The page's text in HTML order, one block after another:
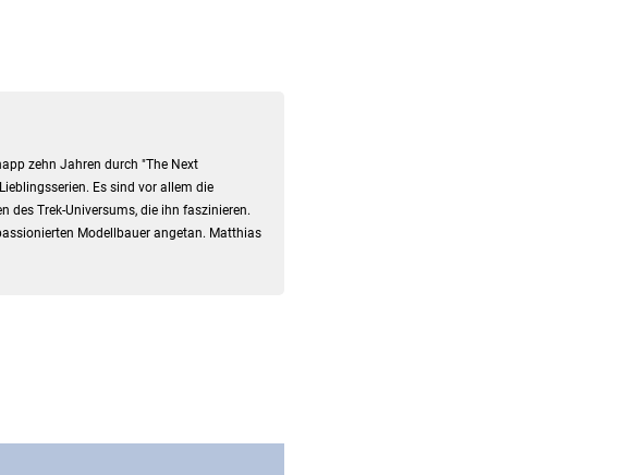
zehn Jahren durch "The Next
Es sind vor allem die
des Trek-Universums, die ihn faszinieren.
Modellbauer angetan. Matthias